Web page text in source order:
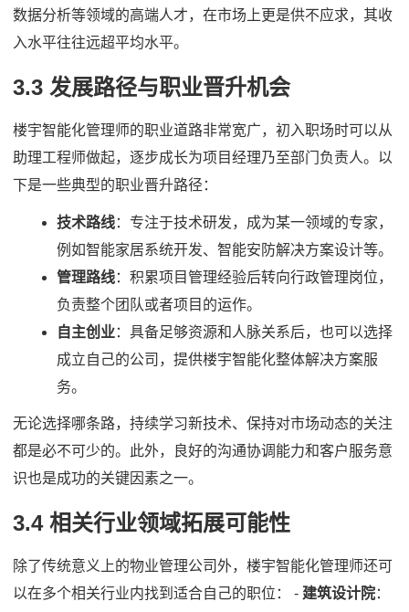
数据分析等领域的高端人才，在市场上更是供不应求，其收
入水平往往远超平均水平。
3.3 发展路径与职业晋升机会
楼宇智能化管理师的职业道路非常宽广，初入职场时可以从
助理工程师做起，逐步成长为项目经理乃至部门负责人。以
下是一些典型的职业晋升路径：
技术路线：专注于技术研发，成为某一领域的专家，
例如智能家居系统开发、智能安防解决方案设计等。
管理路线：积累项目管理经验后转向行政管理岗位，
负责整个团队或者项目的运作。
自主创业：具备足够资源和人脉关系后，也可以选择
成立自己的公司，提供楼宇智能化整体解决方案服
务。
无论选择哪条路，持续学习新技术、保持对市场动态的关注
都是必不可少的。此外，良好的沟通协调能力和客户服务意
识也是成功的关键因素之一。
3.4 相关行业领域拓展可能性
除了传统意义上的物业管理公司外，楼宇智能化管理师还可
以在多个相关行业内找到适合自己的职位： - 建筑设计院：